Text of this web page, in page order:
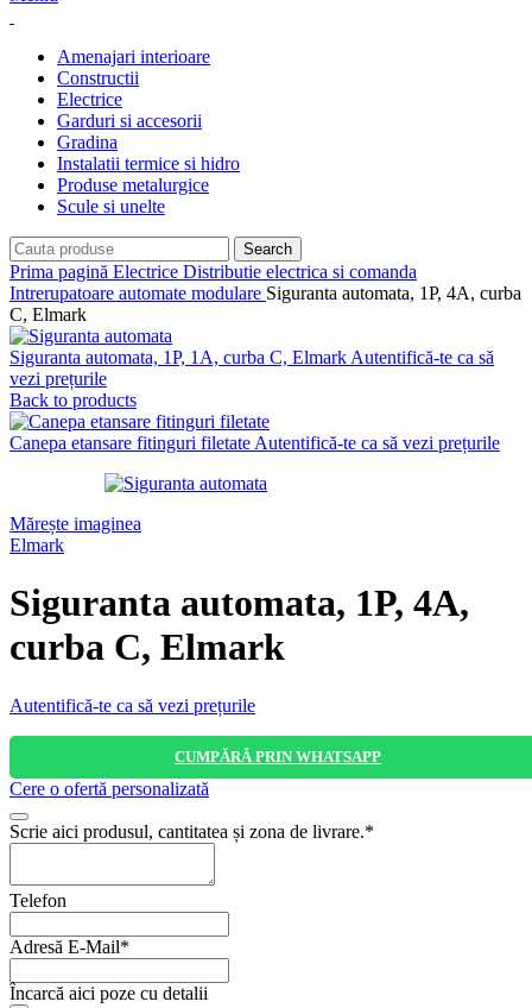
Amenajari interioare
Constructii
Electrice
Garduri si accesorii
Gradina
Instalatii termice si hidro
Produse metalurgice
Scule si unelte
Search
Prima pagină Electrice Distributie electrica si comanda
Intrerupatoare automate modulare Siguranta automata, 1P, 4A, curba
C, Elmark
Siguranta automata, 1P, 1A, curba C, Elmark Autentifică-te ca să
vezi prețurile
Back to products
Canepa etansare fitinguri filetate Autentifică-te ca să vezi prețurile
Mărește imaginea
Elmark
Siguranta automata, 1P, 4A,
curba C, Elmark
Autentifică-te ca să vezi prețurile
CUMPĂRĂ PRIN WHATSAPP
Cere o ofertă personalizată
Scrie aici produsul, cantitatea și zona de livrare.*
Telefon
Adresă E-Mail*
Phone
Încarcă aici poze cu detalii